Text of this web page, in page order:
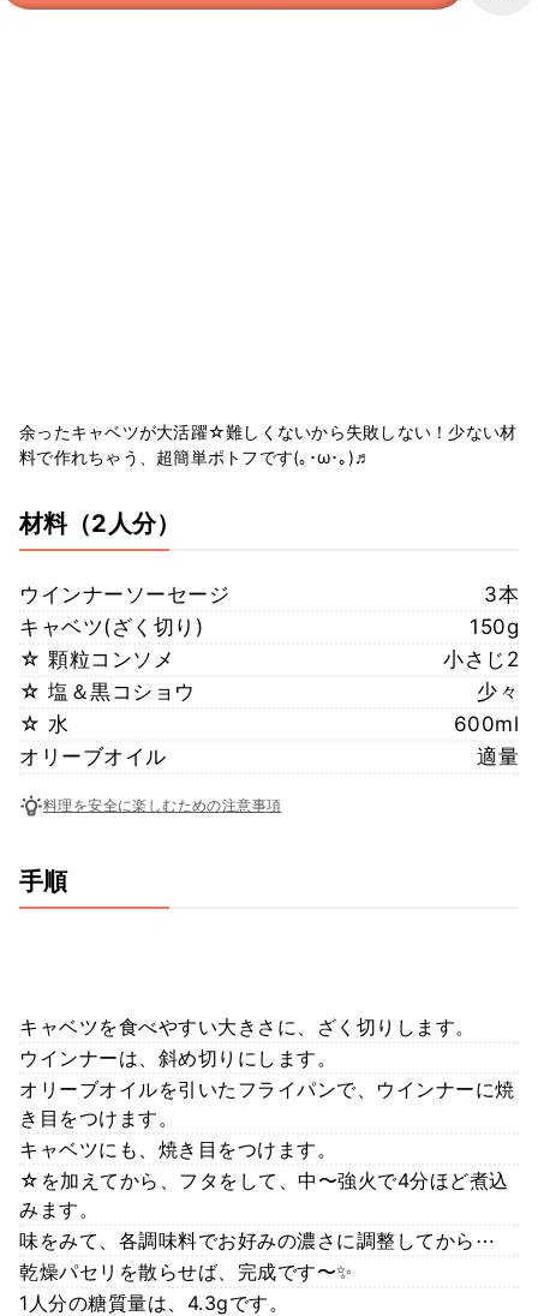
余ったキャベツが大活躍☆難しくないから失敗しない！少ない材
料で作れちゃう、超簡単ポトフです(｡･ω･｡)♬
材料（2人分）
ウインナーソーセージ
3本
キャベツ(ざく切り)
150g
☆ 顆粒コンソメ
小さじ2
☆ 塩＆黒コショウ
少々
☆ 水
600ml
オリーブオイル
適量
料理を安全に楽しむための注意事項
手順
キャベツを食べやすい大きさに、ざく切りします。
ウインナーは、斜め切りにします。
オリーブオイルを引いたフライパンで、ウインナーに焼
き目をつけます。
キャベツにも、焼き目をつけます。
☆を加えてから、フタをして、中〜強火で4分ほど煮込
みます。
味をみて、各調味料でお好みの濃さに調整してから⋯
乾燥パセリを散らせば、完成です〜✨
1人分の糖質量は、4.3gです。